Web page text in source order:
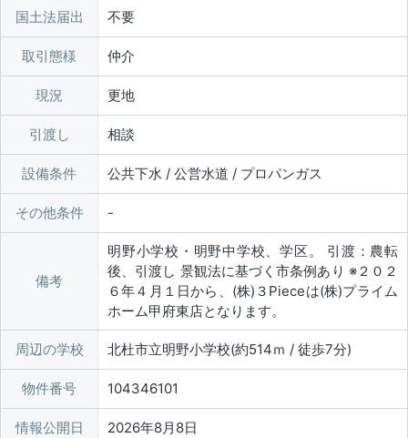
国土法届出 不要
取引態様 仲介
現況 更地
引渡し 相談
設備条件 公共下水 / 公営水道 / プロパンガス
その他条件
備考
明野小学校・明野中学校、学区。 引渡：農転
後、引渡し 景観法に基づく市条例あり ※２０２
６年４月１日から、(株)３Pieceは(株)プライム
ホーム甲府東店となります。
周辺の学校 北杜市立明野小学校(約514ｍ / 徒歩7分)
物件番号 104346101
情報公開日 2026年8月8日